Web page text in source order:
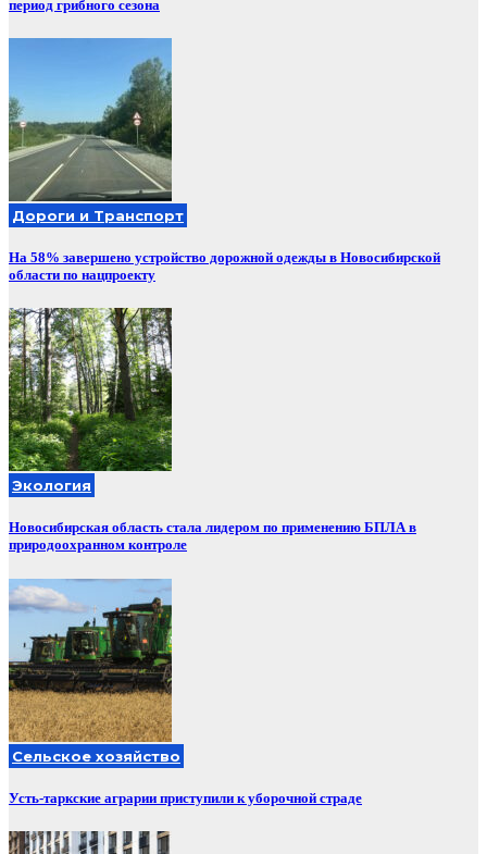
период грибного сезона
Дороги и Транспорт
На 58% завершено устройство дорожной одежды в Новосибирской
области по нацпроекту
Экология
Новосибирская область стала лидером по применению БПЛА в
природоохранном контроле
Сельское хозяйство
Усть-таркские аграрии приступили к уборочной страде